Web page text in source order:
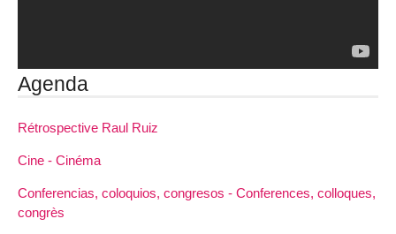
Agenda
Rétrospective Raul Ruiz
Cine - Cinéma
Conferencias, coloquios, congresos - Conferences, colloques,
congrès